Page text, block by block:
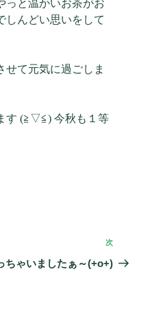
っと温かいお茶がお
しんどい思いをして
せて元気に過ごしま
す (≧▽≦) 今秋も１等
の
次
ちゃいましたぁ～(+o+)